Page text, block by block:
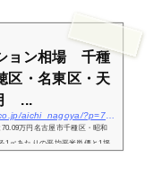
ョン相場 千種
区・名東区・天
...
http://www.toshinjyuken.co.jp/aichi_nagoya/?p=7297
万円名古屋市千種区・昭和
1㎡あたりの平均平米単価と1坪